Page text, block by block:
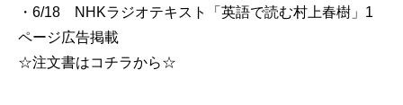
・6/18 NHKラジオテキスト「英語で読む村上春樹」1
ページ広告掲載
☆注文書はコチラから☆